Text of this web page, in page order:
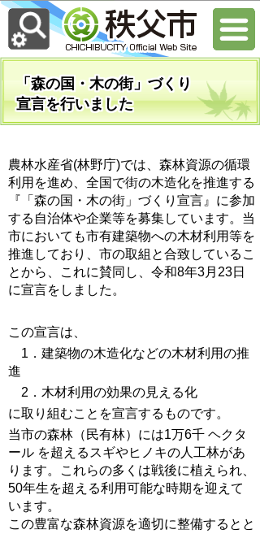
「森の国・木の街」づくり
宣言を行いました
農林水産省(林野庁)では、森林資源の循環
利用を進め、全国で街の木造化を推進する
『「森の国・木の街」づくり宣言』に参加
する自治体や企業等を募集しています。当
市においても市有建築物への木材利用等を
推進しており、市の取組と合致しているこ
とから、これに賛同し、令和8年3月23日
に宣言をしました。
この宣言は、
1．建築物の木造化などの木材利用の推
進
2．木材利用の効果の見える化
に取り組むことを宣言するものです。
当市の森林（民有林）には1万6千 ヘクタ
ール を超えるスギやヒノキの人工林があ
ります。これらの多くは戦後に植えられ、
50年生を超える利用可能な時期を迎えて
います。
この豊富な森林資源を適切に整備するとと